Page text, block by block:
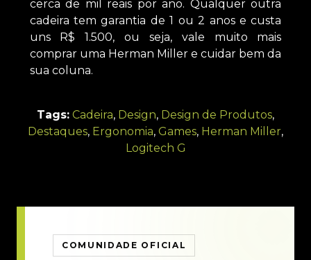
cerca de mil reais por ano. Qualquer outra
cadeira tem garantia de 1 ou 2 anos e custa
uns R$ 1.500, ou seja, vale muito mais
comprar uma Herman Miller e cuidar bem da
sua coluna.
Tags: Cadeira, Design, Design de Produtos,
Destaques, Ergonomia, Games, Herman Miller,
Logitech G
COMUNIDADE OFICIAL